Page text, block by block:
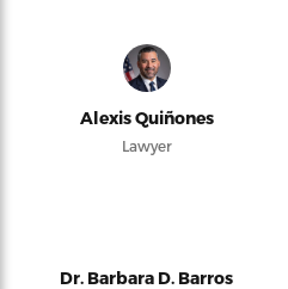
Alexis Quiñones
Lawyer
Dr. Barbara D. Barros